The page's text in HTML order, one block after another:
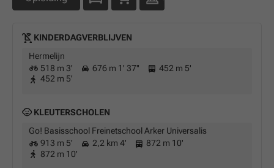
KINDERDAGVERBLIJVEN
Hermelijn
518 m 3'
676 m 1' 37''
452 m 5'
452 m 5'
KLEUTERSCHOLEN
Go! Basisschool Freinetschool Arker Universalis
913 m 5'
2,2 km 4'
872 m 10'
872 m 10'